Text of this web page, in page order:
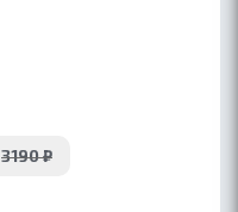
3190 ₽